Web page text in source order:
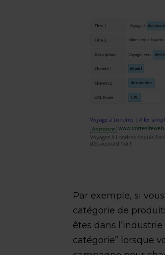
Par exemple, si
catégorie de
êtes dans
catégorie” lorsque